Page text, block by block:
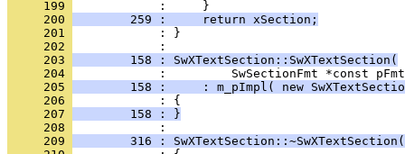
     199
     200
        259 :     return xSection;
     201
            : }
     202
     203
        158 : SwXTextSection::SwXTextSection(
     204
     205
158 :     : m_pImpl( new
     206
     207
        158 : }
     208
     209
316 :